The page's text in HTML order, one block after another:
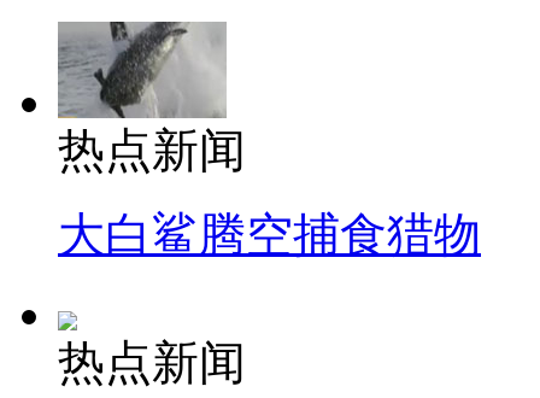
热点新闻
大白鲨腾空捕食猎物
热点新闻